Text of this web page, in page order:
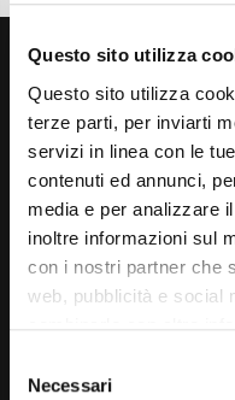
Questo sito utilizza
Questo sito utilizza
terze parti, per inviarti
servizi in linea con le
contenuti ed annunci,
media e per analizzare
inoltre informazioni sul
con i nostri partner che
web, pubblicità e social
mera chiusura del
Selection
Necessari
Via Giuditta Pasta
(+39) 031 431 3066
Sabato: 09:00 - 12:30